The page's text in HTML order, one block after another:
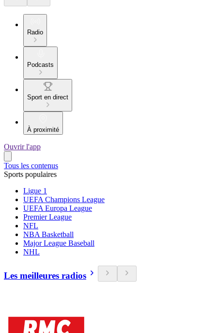
Radio
Podcasts
Sport en direct
À proximité
Ouvrir l'app
Tous les contenus
Sports populaires
Ligue 1
UEFA Champions League
UEFA Europa League
Premier League
NFL
NBA Basketball
Major League Baseball
NHL
Les meilleures radios